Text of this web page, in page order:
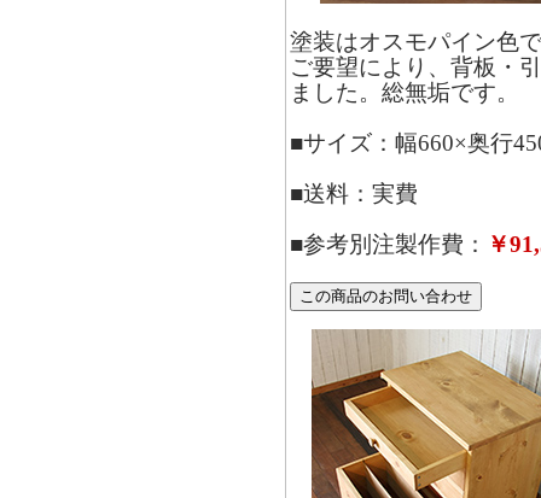
塗装はオスモパイン色
ご要望により、背板・
ました。総無垢です。
■サイズ：幅660×奥行
■送料：実費
■参考別注製作費： ￥